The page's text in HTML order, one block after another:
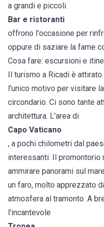
a grandi e piccoli.
Bar e ristoranti
offrono l'occasione per
oppure di saziare la fame
Cosa fare: escursioni e
Il turismo a Ricadi è
l'unico motivo per visitare
circondario. Ci sono tante
architettura. L'area di
Capo Vaticano
, a pochi chilometri dal
interessanti. Il
ammirare panorami sul
un faro, molto apprezzato
atmosfera al tramonto. A
l'incantevole